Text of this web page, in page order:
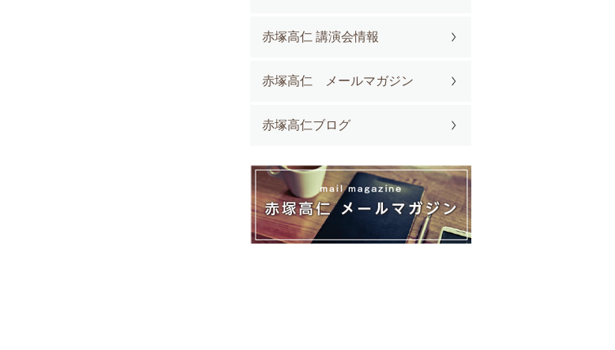
赤塚高仁 講演会情報
赤塚高仁 メールマガジン
赤塚高仁ブログ